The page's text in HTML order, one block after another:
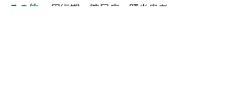
その他
周術期、糖尿病、肝炎患者